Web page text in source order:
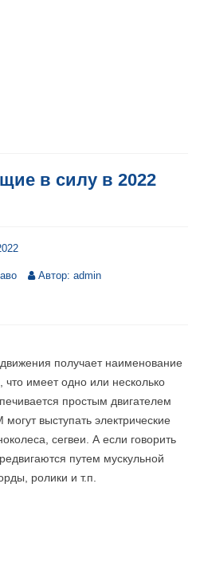
в силу в 2022
Автор: admin
получает наименование
имеет одно или несколько
простым двигателем
выступать электрические
сегвеи. А если говорить
путем мускульной
ролики и т.п.